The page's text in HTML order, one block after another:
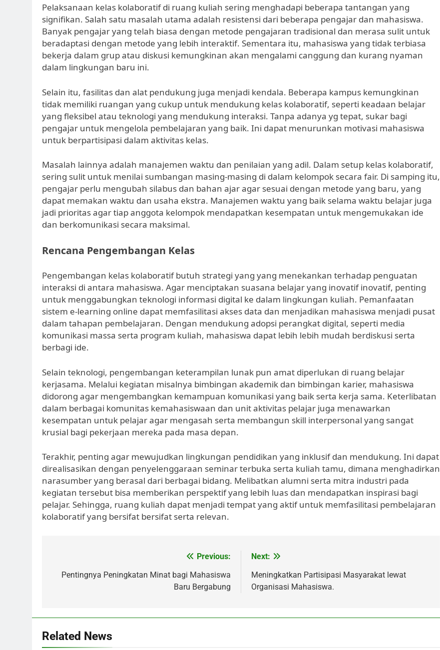
Pelaksanaan kelas kolaboratif di ruang kuliah sering menghadapi beberapa tantangan yang
signifikan. Salah satu masalah utama adalah resistensi dari beberapa pengajar dan mahasiswa.
Banyak pengajar yang telah biasa dengan metode pengajaran tradisional dan merasa sulit untuk
beradaptasi dengan metode yang lebih interaktif. Sementara itu, mahasiswa yang tidak terbiasa
bekerja dalam grup atau diskusi kemungkinan akan mengalami canggung dan kurang nyaman
dalam lingkungan baru ini.
Selain itu, fasilitas dan alat pendukung juga menjadi kendala. Beberapa kampus kemungkinan
tidak memiliki ruangan yang cukup untuk mendukung kelas kolaboratif, seperti keadaan belajar
yang fleksibel atau teknologi yang mendukung interaksi. Tanpa adanya yg tepat, sukar bagi
pengajar untuk mengelola pembelajaran yang baik. Ini dapat menurunkan motivasi mahasiswa
untuk berpartisipasi dalam aktivitas kelas.
Masalah lainnya adalah manajemen waktu dan penilaian yang adil. Dalam setup kelas kolaboratif,
sering sulit untuk menilai sumbangan masing-masing di dalam kelompok secara fair. Di samping itu,
pengajar perlu mengubah silabus dan bahan ajar agar sesuai dengan metode yang baru, yang
dapat memakan waktu dan usaha ekstra. Manajemen waktu yang baik selama waktu belajar juga
jadi prioritas agar tiap anggota kelompok mendapatkan kesempatan untuk mengemukakan ide
dan berkomunikasi secara maksimal.
Rencana Pengembangan Kelas
Pengembangan kelas kolaboratif butuh strategi yang yang menekankan terhadap penguatan
interaksi di antara mahasiswa. Agar menciptakan suasana belajar yang inovatif inovatif, penting
untuk menggabungkan teknologi informasi digital ke dalam lingkungan kuliah. Pemanfaatan
sistem e-learning online dapat memfasilitasi akses data dan menjadikan mahasiswa menjadi pusat
dalam tahapan pembelajaran. Dengan mendukung adopsi perangkat digital, seperti media
komunikasi massa serta program kuliah, mahasiswa dapat lebih lebih mudah berdiskusi serta
berbagi ide.
Selain teknologi, pengembangan keterampilan lunak pun amat diperlukan di ruang belajar
kerjasama. Melalui kegiatan misalnya bimbingan akademik dan bimbingan karier, mahasiswa
didorong agar mengembangkan kemampuan komunikasi yang baik serta kerja sama. Keterlibatan
dalam berbagai komunitas kemahasiswaan dan unit aktivitas pelajar juga menawarkan
kesempatan untuk pelajar agar mengasah serta membangun skill interpersonal yang sangat
krusial bagi pekerjaan mereka pada masa depan.
Terakhir, penting agar mewujudkan lingkungan pendidikan yang inklusif dan mendukung. Ini dapat
direalisasikan dengan penyelenggaraan seminar terbuka serta kuliah tamu, dimana menghadirkan
narasumber yang berasal dari berbagai bidang. Melibatkan alumni serta mitra industri pada
kegiatan tersebut bisa memberikan perspektif yang lebih luas dan mendapatkan inspirasi bagi
pelajar. Sehingga, ruang kuliah dapat menjadi tempat yang aktif untuk memfasilitasi pembelajaran
kolaboratif yang bersifat bersifat serta relevan.
navigation
Previous:
Pentingnya Peningkatan Minat bagi Mahasiswa
Baru Bergabung
Next:
Meningkatkan Partisipasi Masyarakat lewat
Organisasi Mahasiswa.
Related News